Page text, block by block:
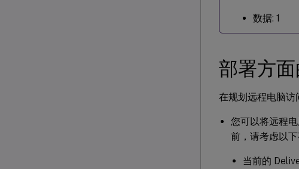
数据: 1
部署方
在规划远程电脑访
您可以将远程
前，请考虑以下
当前的